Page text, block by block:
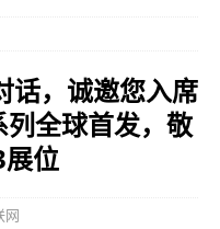
话，诚邀您入席
全球首发，敬
位
网